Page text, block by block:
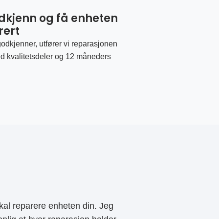
og få enheten
utfører vi reparasjonen
kvalitetsdeler og 12 måneders
reparere enheten din. Jeg